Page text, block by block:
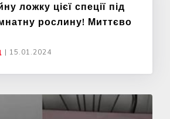
ложку цієї спеції під
рослину! Миттєво
| 15.01.2024